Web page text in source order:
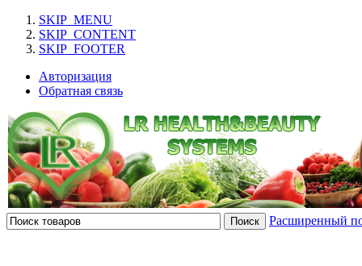
SKIP_MENU
SKIP_CONTENT
SKIP_FOOTER
Авторизация
Обратная связь
Расширенный